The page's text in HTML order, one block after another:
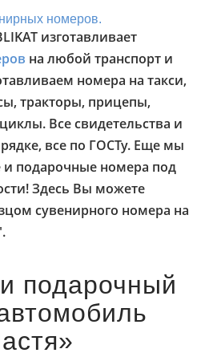
номеров.
изготавливает
на любой транспорт и
номера на такси,
тракторы, прицепы,
Все свидетельства и
все по ГОСТу. Еще мы
подарочные номера под
Здесь Вы можете
сувенирного номера на
подарочный